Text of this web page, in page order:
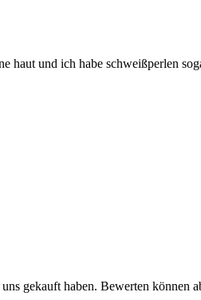
haut und ich habe schweißperlen
gekauft haben. Bewerten können